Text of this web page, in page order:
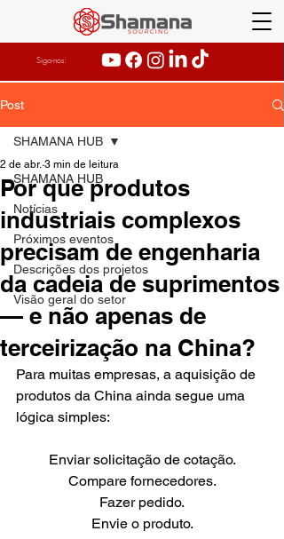
Siga-nos:
Post
SHAMANA HUB
Notícias
Próximos eventos
Descrições dos projetos
Visão geral do setor
SHAMANA HUB
Por que produtos
industriais complexos
precisam de engenharia
da cadeia de suprimentos
— e não apenas de
terceirização na China?
2 de abr. 3 min de leitura
Para muitas empresas, a aquisição de
produtos da China ainda segue uma
lógica simples:
Enviar solicitação de cotação.
Compare fornecedores.
Fazer pedido.
Envie o produto.